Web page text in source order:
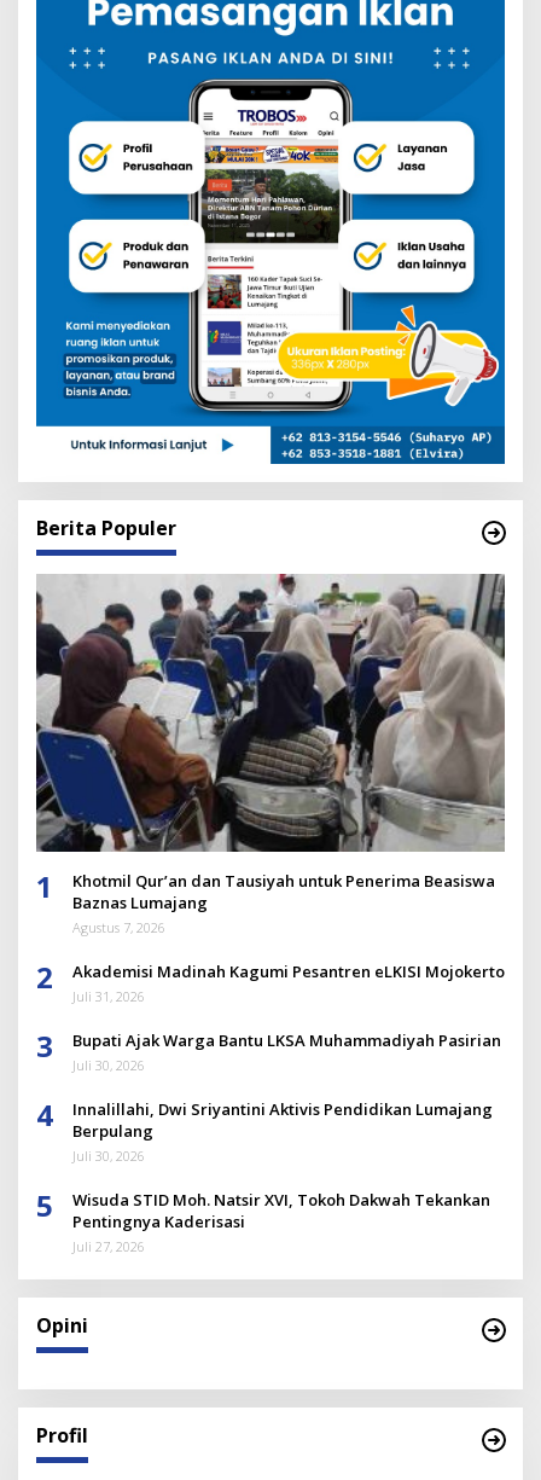
Berita Populer
1
Khotmil Qur’an dan Tausiyah untuk Penerima Beasiswa
Baznas Lumajang
Agustus 7, 2026
2 Akademisi Madinah Kagumi Pesantren eLKISI Mojokerto
Juli 31, 2026
3 Bupati Ajak Warga Bantu LKSA Muhammadiyah Pasirian
Juli 30, 2026
4
Innalillahi, Dwi Sriyantini Aktivis Pendidikan Lumajang
Berpulang
Juli 30, 2026
5
Wisuda STID Moh. Natsir XVI, Tokoh Dakwah Tekankan
Pentingnya Kaderisasi
Juli 27, 2026
Opini
Profil